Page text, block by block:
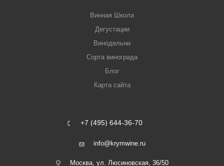
Винная Школа
Дегустации
Винодельни
Сорта винограда
Блог
Карта сайта
+7 (495) 644-36-70
info@krymwine.ru
Москва, ул. Люсиновская, 36/50